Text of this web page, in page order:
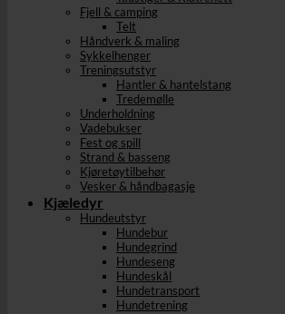
Fjell & camping
Telt
Håndverk & maling
Sykkelhenger
Treningsutstyr
Hantler & hantelstang
Tredemølle
Underholdning
Vadebukser
Fest og spill
Strand & basseng
Kjøretøytilbehør
Vesker & håndbagasje
Kjæledyr
Hundeutstyr
Hundebur
Hundegrind
Hundeseng
Hundeskål
Hundetransport
Hundetrening